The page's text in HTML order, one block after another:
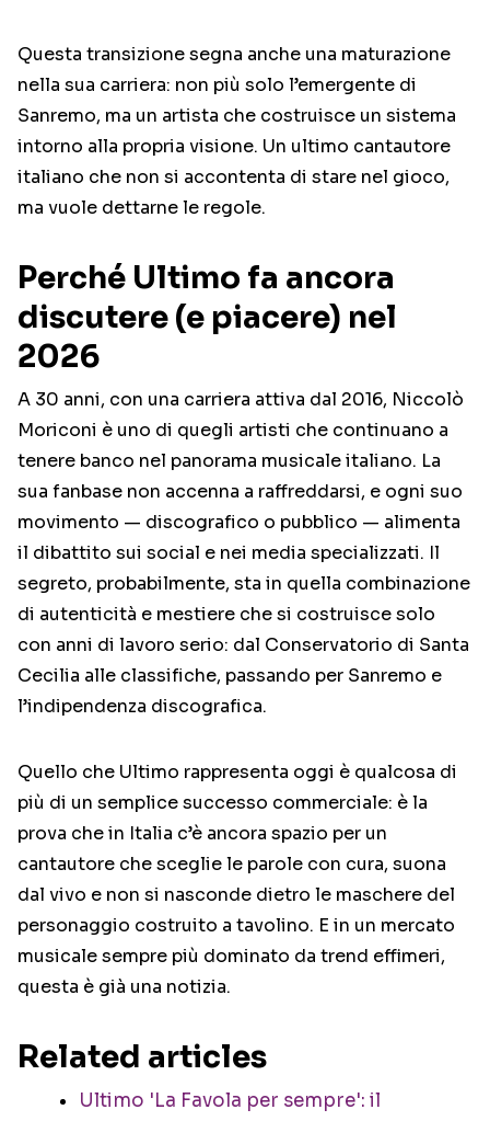
Questa transizione segna anche una maturazione
nella sua carriera: non più solo l’emergente di
Sanremo, ma un artista che costruisce un sistema
intorno alla propria visione. Un ultimo cantautore
italiano che non si accontenta di stare nel gioco,
ma vuole dettarne le regole.
Perché Ultimo fa ancora
discutere (e piacere) nel
2026
A 30 anni, con una carriera attiva dal 2016, Niccolò
Moriconi è uno di quegli artisti che continuano a
tenere banco nel panorama musicale italiano. La
sua fanbase non accenna a raffreddarsi, e ogni suo
movimento — discografico o pubblico — alimenta
il dibattito sui social e nei media specializzati. Il
segreto, probabilmente, sta in quella combinazione
di autenticità e mestiere che si costruisce solo
con anni di lavoro serio: dal Conservatorio di Santa
Cecilia alle classifiche, passando per Sanremo e
l’indipendenza discografica.
Quello che Ultimo rappresenta oggi è qualcosa di
più di un semplice successo commerciale: è la
prova che in Italia c’è ancora spazio per un
cantautore che sceglie le parole con cura, suona
dal vivo e non si nasconde dietro le maschere del
personaggio costruito a tavolino. E in un mercato
musicale sempre più dominato da trend effimeri,
questa è già una notizia.
Related articles
Ultimo 'La Favola per sempre': il